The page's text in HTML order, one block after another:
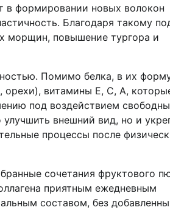
в формировании новых волокон
Благодаря такому
морщин, повышение тургора и
Помимо белка, в их
витамины E, C, A,
под воздействием
внешний вид, но и
процессы после
сочетания фруктового
приятным ежедневным
составом, без